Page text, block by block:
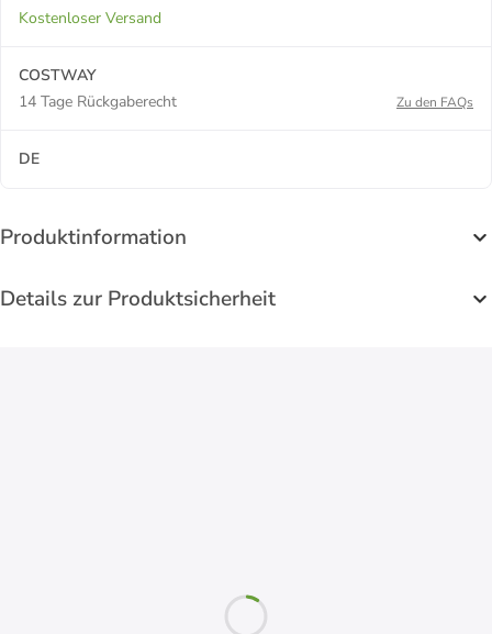
Kostenloser Versand
COSTWAY
14 Tage Rückgaberecht
Zu den FAQs
DE
Produktinformation
Details zur Produktsicherheit